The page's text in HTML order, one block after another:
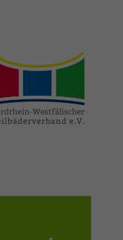
heilbaeder.de